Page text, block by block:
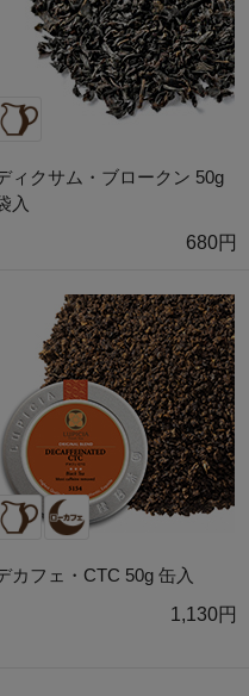
ィクサム・ブロークン 50g
入
680円
カフェ・CTC 50g 缶入
1,130円